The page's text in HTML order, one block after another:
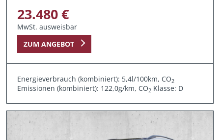
23.480 €
MwSt. ausweisbar
ZUM ANGEBOT
Energieverbrauch (kombiniert): 5,4l/100km, CO2
Emissionen (kombiniert): 122,0g/km, CO2 Klasse: D